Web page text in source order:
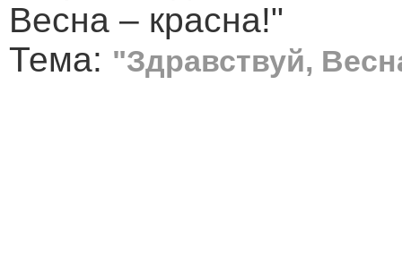
Весна – красна!"
Тема: "Здравствуй,